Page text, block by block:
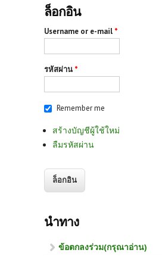
ล็อกอิน
Username or e-mail *
รหัสผ่าน *
Remember me
สร้างบัญชีผู้ใช้ใหม่
ลืมรหัสผ่าน
นำทาง
ข้อตกลงร่วม(กรุณาอ่าน)